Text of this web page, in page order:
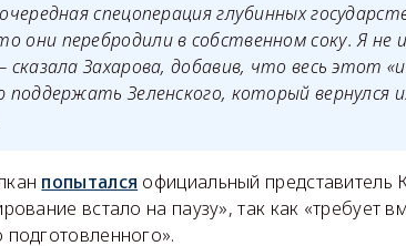
спецоперация глубинных
они перебродили в собственном соку. Я не
сказала Захарова, добавив, что весь этот
поддержать Зеленского, который вернулся
попытался официальный представитель
встало на паузу», так как «требует